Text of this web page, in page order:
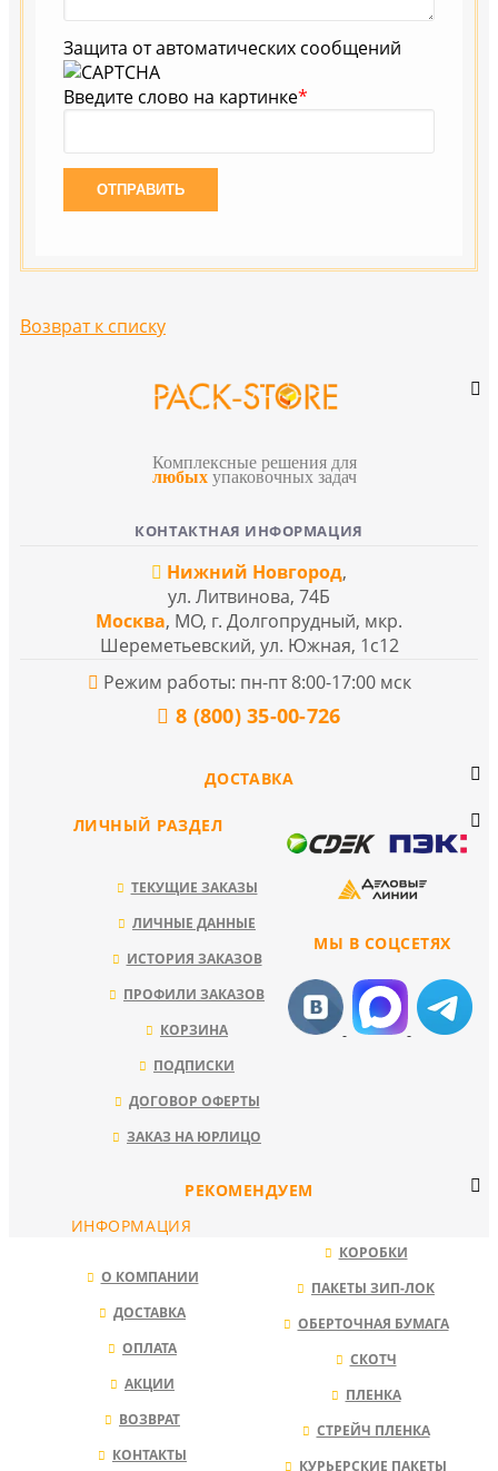
Защита от автоматических сообщений
Введите слово на картинке*
Возврат к списку
Комплексные решения для
любых упаковочных задач
КОНТАКТНАЯ ИНФОРМАЦИЯ
Нижний Новгород,
ул. Литвинова, 74Б
Москва, МО, г. Долгопрудный, мкр.
Шереметьевский, ул. Южная, 1с12
Режим работы: пн-пт 8:00-17:00 мск
8 (800) 35-00-726
ДОСТАВКА
МЫ В СОЦСЕТЯХ
ЛИЧНЫЙ РАЗДЕЛ
ТЕКУЩИЕ ЗАКАЗЫ
ЛИЧНЫЕ ДАННЫЕ
ИСТОРИЯ ЗАКАЗОВ
ПРОФИЛИ ЗАКАЗОВ
КОРЗИНА
ПОДПИСКИ
ДОГОВОР ОФЕРТЫ
ЗАКАЗ НА ЮРЛИЦО
РЕКОМЕНДУЕМ
КОРОБКИ
ПАКЕТЫ ЗИП-ЛОК
ОБЕРТОЧНАЯ БУМАГА
СКОТЧ
ПЛЕНКА
СТРЕЙЧ ПЛЕНКА
КУРЬЕРСКИЕ ПАКЕТЫ
ИНФОРМАЦИЯ
О КОМПАНИИ
ДОСТАВКА
ОПЛАТА
АКЦИИ
ВОЗВРАТ
КОНТАКТЫ